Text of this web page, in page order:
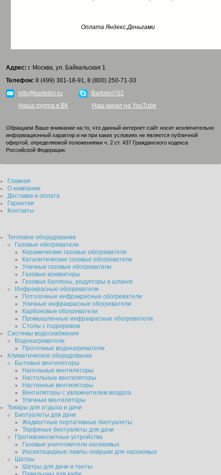
Оплата Яндекс.Деньгами
Адрес: г. Москва, ул. Байкальская 1
Телефон: 8 (499) 381-18-91, 8 (800) 250-71-33
info@bartolini.ru
Bartolini702
Наша группа в ВК
Наш канал на YouTube
Обращаем Ваше внимание на то, что данный интернет-сайт носит исключительно
информационный характер и ни при каких условиях не является публичной
офертой, определяемой положениями ч. 2 ст. 437 Гражданского кодекса
Российской Федерации.
Главная
О компании
Доставка и оплата
Гарантии
Контакты
Тепловое оборудование
Газовые обогреватели
Керамические газовые обогреватели
Каталитические газовые обогреватели
Уличные газовые обогреватели
Газовые конвекторы
Газовые баллоны, редукторы и шланги
Инфракрасные обогреватели
Потолочные инфракрасные обогреватели
Уличные инфракрасные обогреватели
Карбоновые обогреватели
Промышленные инфракрасные обогреватели
Столы с подогревом
Системы водоснабжения
Водонагреватели
Проточные водонагреватели
Климатическое оборудование
Бытовые вентиляторы
Напольные вентиляторы
Настольные вентиляторы
Настенные вентиляторы
Вентиляторы с увлажнителем воздуха
Уличные вентиляторы
Товары для отдыха и дачи
Биотуалеты для дачи
Жидкостные портативные биотуалеты
Торфяные биотуалеты для дачи
Противомоскитные устройства
Газовые уничтожители насекомых
Инсектицидные лампы-ловушки для насекомых
Шатры
Шатры для дачи и тенты